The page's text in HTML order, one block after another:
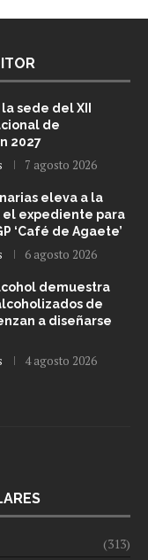
sede del XII
de
2027
7 agosto 2026
eleva a la
el expediente para
‘Café de Agaete’
6 agosto 2026
demuestra
de
a diseñarse
4 agosto 2026
(313)